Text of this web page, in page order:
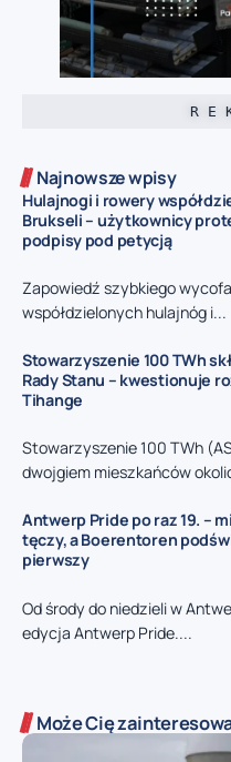
R E
Najnowsze wpisy
Hulajnogi i rowery
Brukseli – użytkownicy
podpisy pod petycją
Zapowiedź szybkiego
współdzielonych hulajnóg i...
Stowarzyszenie 100 TWh
Rady Stanu – kwestionuje
Tihange
Stowarzyszenie 100 TWh
dwojgiem mieszkańców
Antwerp Pride po raz 19. –
tęczy, a Boerentoren
pierwszy
Od środy do niedzieli w
edycja Antwerp Pride....
Może Cię